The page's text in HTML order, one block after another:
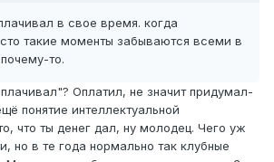
в свое время. когда
такие моменты забываются всеми в
то.
Оплатил, не значит придумал-
понятие интеллектуальной
что ты денег дал, ну молодец. Чего уж
но в те года нормально так клубные